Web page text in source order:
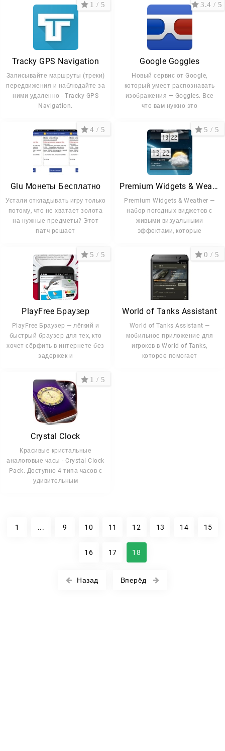
Tracky GPS Navigation
Записывайте маршруты (треки)
передвижения и наблюдайте за
ними удаленно - Tracky GPS
Navigation.
1 / 5
Google Goggles
Новый сервис от Google,
который умеет распознавать
изображения — Goggles. Все
что вам нужно это
3.4 / 5
Glu Монеты Бесплатно
Устали откладывать игру только
потому, что не хватает золота
на нужные предметы? Этот
патч решает
4 / 5
Premium Widgets & Weather
Premium Widgets & Weather —
набор погодных виджетов с
живыми визуальными
эффектами, которые
5 / 5
PlayFree Браузер
PlayFree Браузер — лёгкий и
быстрый браузер для тех, кто
хочет сёрфить в интернете без
задержек и
5 / 5
World of Tanks Assistant
World of Tanks Assistant —
мобильное приложение для
игроков в World of Tanks,
которое помогает
0 / 5
Crystal Clock
Красивые кристальные
аналоговые часы - Crystal Clock
Pack. Доступно 4 типа часов с
удивительным
1 / 5
Назад
1 ... 9 10 11 12 13 14 15
16 17 18
Вперёд